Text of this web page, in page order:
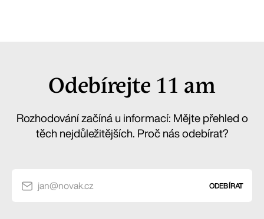
Odebírejte 11 am
Rozhodování začíná u informací: Mějte přehled o
těch nejdůležitějších. Proč nás odebírat?
jan@novak.cz ODEBÍRAT